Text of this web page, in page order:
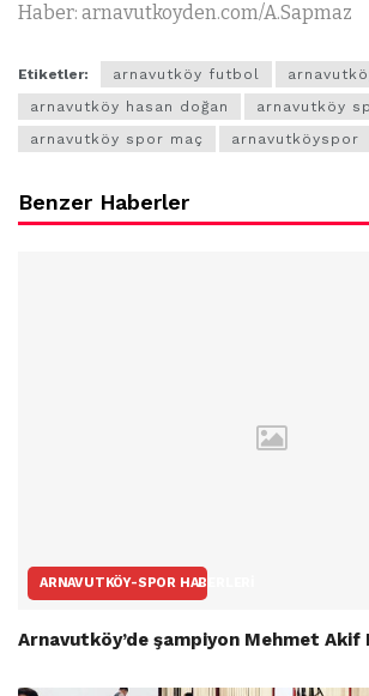
Haber: arnavutkoyden.com/A.Sapmaz
Etiketler: arnavutköy futbol
arnavutköy hasan doğan
arnavutköy
arnavutköy spor maç
arnavutköyspor
Benzer Haberler
ARNAVUTKÖY-SPOR HABERLERI
Arnavutköy’de şampiyon Mehmet Akif